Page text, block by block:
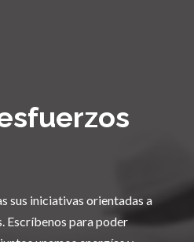
sus iniciativas orientadas a
Escríbenos para poder